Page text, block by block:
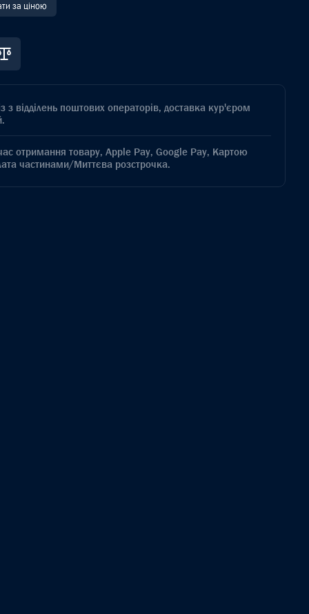
за ціною
з відділень поштових операторів, доставка кур'єром
отримання товару, Apple Pay, Google Pay, Картою
частинами/Миттєва розстрочка.